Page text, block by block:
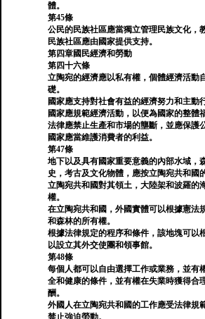
體。
第45條
公民的民族社區應當獨立管理民族文化，
民族社區應由國家提供支持。
第四章國民經濟和勞動
第四十六條
立陶宛的經濟應以私有權，個體經濟活動
礎。
國家應支持對社會有益的經濟努力和主動
國家應規範經濟活動，以便為國家的整體
法律應禁止生產和市場的壟斷，並應保護
國家應當維護消費者的利益。
第47條
地下以及具有國家重要意義的內部水域，
史，考古及文化物體，應按立陶宛共和國
立陶宛共和國對其領土，大陸架和波羅的
權。
在立陶宛共和國，外國實體可以根據憲法
和森林的所有權。
根據法律規定的程序和條件，該地塊可以
以設立其外交使團和領事館。
第48條
每個人都可以自由選擇工作或業務，並有
全和健康的條件，並有權在失業時獲得合
酬。
外國人在立陶宛共和國的工作應受法律規範
禁止強迫勞動。